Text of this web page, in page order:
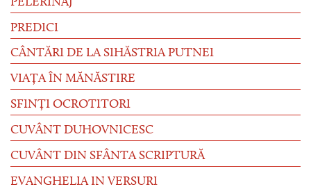
PELERINAJ
PREDICI
CÂNTĂRI DE LA SIHĂSTRIA PUTNEI
VIAȚA ÎN MĂNĂSTIRE
SFINȚI OCROTITORI
CUVÂNT DUHOVNICESC
CUVÂNT DIN SFÂNTA SCRIPTURĂ
EVANGHELIA IN VERSURI